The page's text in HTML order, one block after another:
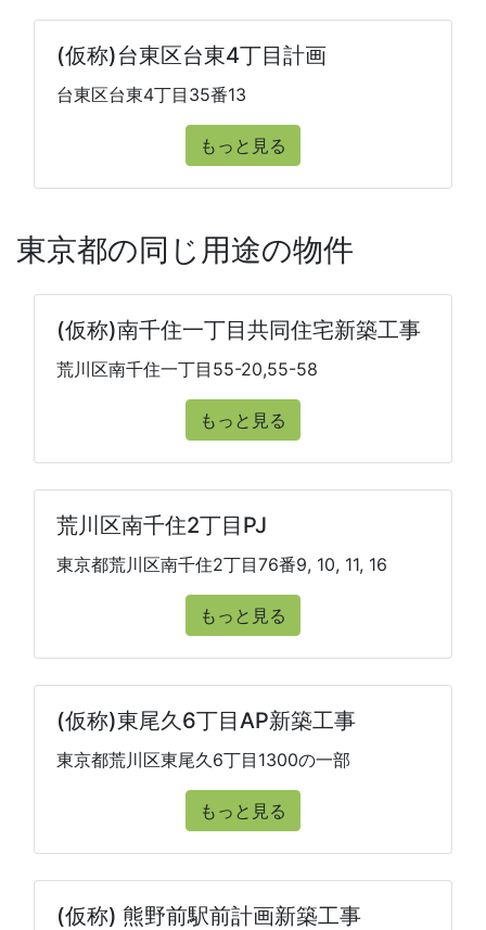
(仮称)台東区台東4丁目計画
台東区台東4丁目35番13
もっと見る
東京都の同じ用途の物件
(仮称)南千住一丁目共同住宅新築工事
荒川区南千住一丁目55-20,55-58
もっと見る
荒川区南千住2丁目PJ
東京都荒川区南千住2丁目76番9, 10, 11, 16
もっと見る
(仮称)東尾久6丁目AP新築工事
東京都荒川区東尾久6丁目1300の一部
もっと見る
(仮称) 熊野前駅前計画新築工事